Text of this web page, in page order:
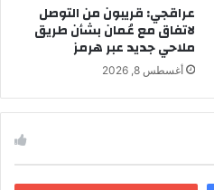
عراقجي: قريبون من التوصل
لاتفاق مع عُمان بشأن طريق
ملاحي جديد عبر هرمز
أغسطس 8, 2026